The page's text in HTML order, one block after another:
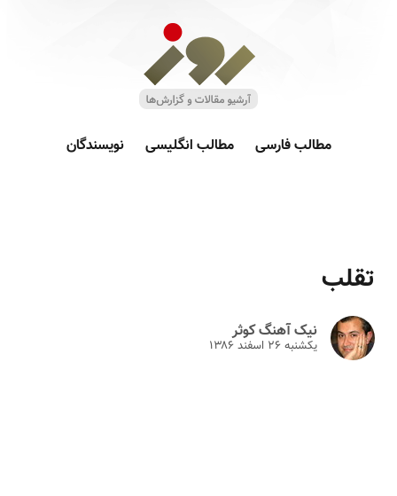
مطالب فارسی مطالب انگلیسی نویسندگان
تقلب
نیک آهنگ کوثر
یکشنبه ۲۶ اسفند ۱۳۸۶